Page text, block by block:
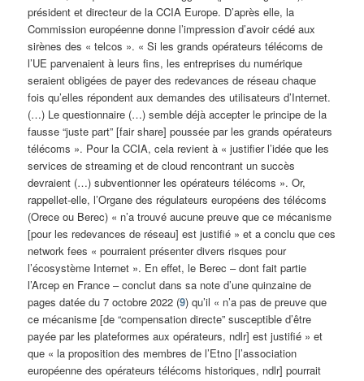
président et directeur de la CCIA Europe. D’après elle, la
Commission européenne donne l’impression d’avoir cédé aux
sirènes des « telcos ». « Si les grands opérateurs télécoms de
l’UE parvenaient à leurs fins, les entreprises du numérique
seraient obligées de payer des redevances de réseau chaque
fois qu’elles répondent aux demandes des utilisateurs d’Internet.
(…) Le questionnaire (…) semble déjà accepter le principe de la
fausse “juste part” [fair share] poussée par les grands opérateurs
télécoms ». Pour la CCIA, cela revient à « justifier l’idée que les
services de streaming et de cloud rencontrant un succès
devraient (…) subventionner les opérateurs télécoms ». Or,
rappellet-elle, l’Organe des régulateurs européens des télécoms
(Orece ou Berec) « n’a trouvé aucune preuve que ce mécanisme
[pour les redevances de réseau] est justifié » et a conclu que ces
network fees « pourraient présenter divers risques pour
l’écosystème Internet ». En effet, le Berec – dont fait partie
l’Arcep en France – conclut dans sa note d’une quinzaine de
pages datée du 7 octobre 2022 (9) qu’il « n’a pas de preuve que
ce mécanisme [de “compensation directe” susceptible d’être
payée par les plateformes aux opérateurs, ndlr] est justifié » et
que « la proposition des membres de l’Etno [l’association
européenne des opérateurs télécoms historiques, ndlr] pourrait